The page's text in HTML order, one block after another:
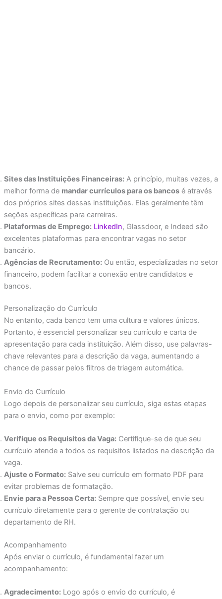
Sites das Instituições Financeiras:A princípio, muitas vezes, a
melhor forma de mandar currículos para os bancosé através
dos próprios sites dessas instituições. Elas geralmente têm
seções específicas para carreiras.
Plataformas de Emprego: LinkedIn, Glassdoor, e Indeed são
excelentes plataformas para encontrar vagas no setor
bancário.
Agências de Recrutamento:Ou então, especializadas no setor
financeiro, podem facilitar a conexão entre candidatos e
bancos.
Personalização do Currículo
No entanto, cada banco tem uma cultura e valores únicos.
Portanto, é essencial personalizar seu currículo e carta de
apresentação para cada instituição. Além disso, use palavras-
chave relevantes para a descrição da vaga, aumentando a
chance de passar pelos filtros de triagem automática.
Envio do Currículo
Logo depois de personalizar seu currículo, siga estas etapas
para o envio, como por exemplo:
Verifique os Requisitos da Vaga:Certifique-se de que seu
currículo atende a todos os requisitos listados na descrição da
vaga.
Ajuste o Formato:Salve seu currículo em formato PDF para
evitar problemas de formatação.
Envie para a Pessoa Certa:Sempre que possível, envie seu
currículo diretamente para o gerente de contratação ou
departamento de RH.
Acompanhamento
Após enviar o currículo, é fundamental fazer um
acompanhamento:
Agradecimento:Logo após o envio do currículo, é